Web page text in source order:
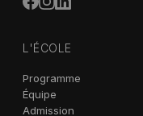
L'ÉCOLE
Programme
Équipe
Admission